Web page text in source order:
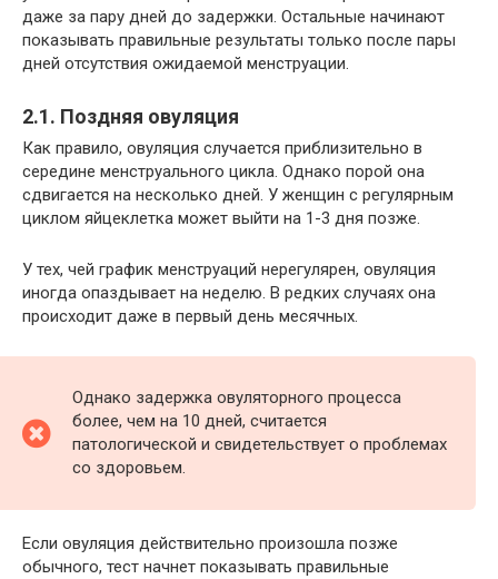
даже за пару дней до задержки. Остальные начинают
показывать правильные результаты только после пары
дней отсутствия ожидаемой менструации.
2.1. Поздняя овуляция
Как правило, овуляция случается приблизительно в
середине менструального цикла. Однако порой она
сдвигается на несколько дней. У женщин с регулярным
циклом яйцеклетка может выйти на 1-3 дня позже.
У тех, чей график менструаций нерегулярен, овуляция
иногда опаздывает на неделю. В редких случаях она
происходит даже в первый день месячных.
Однако задержка овуляторного процесса
более, чем на 10 дней, считается
патологической и свидетельствует о проблемах
со здоровьем.
Если овуляция действительно произошла позже
обычного, тест начнет показывать правильные